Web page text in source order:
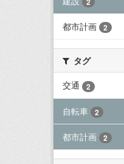
都市計画 2
タグ
交通
2
自転車 2
都市計画 2